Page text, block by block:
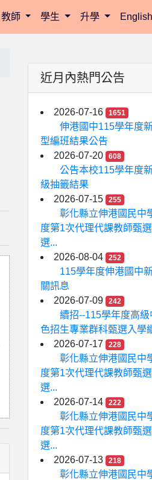
教師 學生 升學 English
近月內熱門公告
2026-07-16 1651
伸港國中115學年度
型編班結果公告
2026-07-20
608
公告本校115學年度
級抽籤結果
2026-07-15
255
彰化縣立伸港國民中
度第1次代理代課教師甄
選...
2026-08-04
252
115學年度伸港國中
關訊息
2026-07-09
242
續招--115學年度高
色招生專業群科甄選入學
2026-07-17
228
彰化縣立伸港國民中
度第1次代理代課教師甄
選...
2026-07-14
222
彰化縣立伸港國民中
度第1次代理代課教師甄
選...
2026-07-13
218
彰化縣立伸港國民中